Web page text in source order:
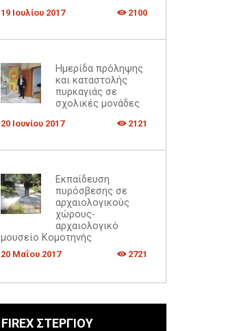
19 Ιουλίου 2017 2100
Ημερίδα πρόληψης
και καταστολής
πυρκαγιάς σε
σχολικές μονάδες
20 Ιουνίου 2017 2121
Εκπαίδευση
πυρόσβεσης σε
αρχαιολογικούς
χώρους-
αρχαιολογικό
μουσείο Κομοτηνής
20 Μαΐου 2017 2721
FIREX ΣΤΕΡΓΙΟΥ